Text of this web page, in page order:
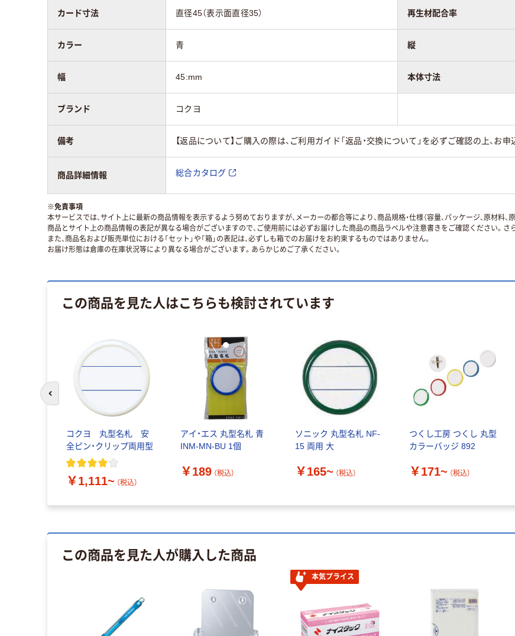
カード寸法 直径45（表示面直径35） 再生材配合率
カラー 青 縦
幅 45:mm 本体寸法
ブランド コクヨ
備考 【返品について】ご購入の際は、ご利用ガイド「返品・交換について」を必ずご確認の上、お申
商品詳細情報 総合カタログ
※免責事項
本サービスでは、サイト上に最新の商品情報を表示するよう努めておりますが、メーカーの都合等により、商品規格・仕様（容量、パッケージ、原材料
商品とサイト上の商品情報の表記が異なる場合がございますので、ご使用前には必ずお届けした商品の商品ラベルや注意書きをご確認ください。さ
また、商品名および販売単位における「セット」や「箱」の表記は、必ずしも箱でのお届けをお約束するものではありません。
お届け形態は倉庫の在庫状況等により異なる場合がございます。あらかじめご了承ください。
この商品を見た人はこちらも検討されています
コクヨ 丸型名札 安
全ピン・クリップ両用型
￥1,111~ （税込）
アイ・エス 丸型名札 青
INM-MN-BU 1個
￥189 （税込）
ソニック 丸型名札 NF-
15 両用 大
￥165~ （税込）
つくし工房 つくし 丸型
カラーバッジ 892
￥171~ （税込）
前のスライドへ
この商品を見た人が購入した商品
本気プライス